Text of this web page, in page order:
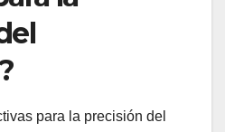
para la precisión del